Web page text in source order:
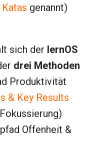
Katas genannt)
sich der lernOS
drei Methoden
Produktivität
& Key Results
Offenheit &